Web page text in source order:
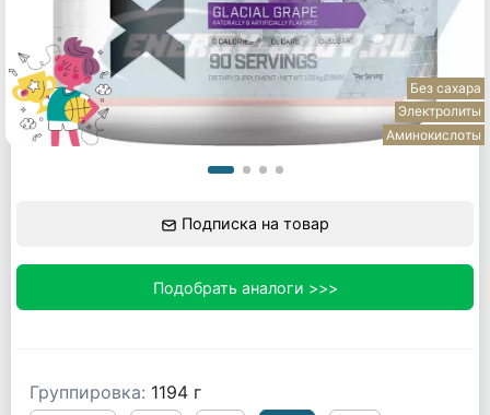
Без сахара
Электролиты
Аминокислоты
Подписка на товар
Подобрать аналоги >>>
Группировка: 1194 г